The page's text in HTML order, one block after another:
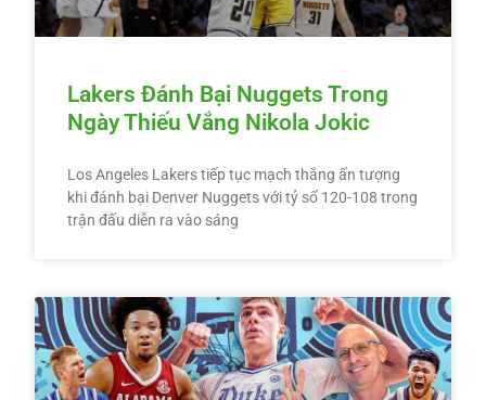
Lakers Đánh Bại Nuggets Trong
Ngày Thiếu Vắng Nikola Jokic
Los Angeles Lakers tiếp tục mạch thắng ấn tượng
khi đánh bại Denver Nuggets với tỷ số 120-108 trong
trận đấu diễn ra vào sáng